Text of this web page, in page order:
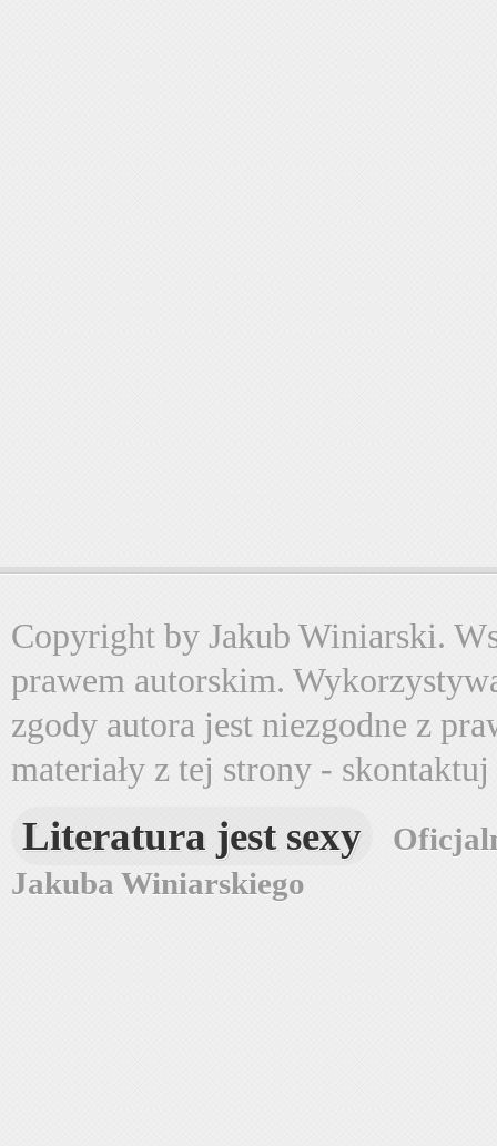
Copyright by Jakub Winiarski.
prawem autorskim.
zgody autora jest niezgodne z
materiały z tej strony -
Literatura jest sexy
Jakuba Winiarskiego